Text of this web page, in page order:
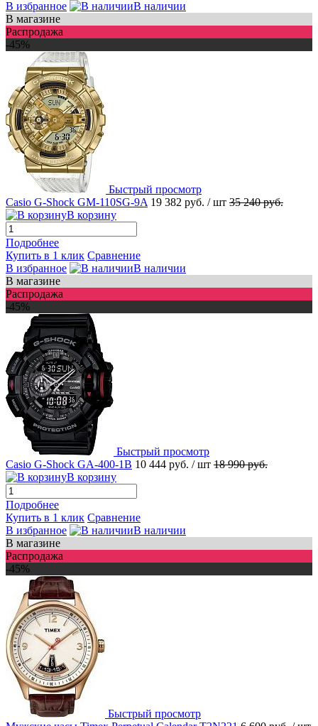
В избранное
В наличии
В магазине
Распродажа
-45%
Быстрый просмотр
Casio G-Shock GM-110SG-9A 19 382 руб. / шт 35 240 руб.
В корзину
Подробнее
Купить в 1 клик Сравнение
В избранное
В наличии
В магазине
Распродажа
-45%
Быстрый просмотр
Casio G-Shock GA-400-1B 10 444 руб. / шт 18 990 руб.
В корзину
Подробнее
Купить в 1 клик Сравнение
В избранное
В наличии
В магазине
Распродажа
-45%
Быстрый просмотр